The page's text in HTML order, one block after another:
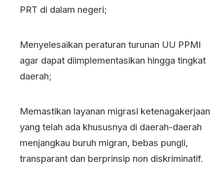
PRT di dalam negeri;
Menyelesaikan peraturan turunan UU PPMI
agar dapat diimplementasikan hingga tingkat
daerah;
Memastikan layanan migrasi ketenagakerjaan
yang telah ada khususnya di daerah-daerah
menjangkau buruh migran, bebas pungli,
transparant dan berprinsip non diskriminatif.